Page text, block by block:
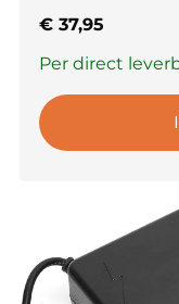
€ 37,95
Per direct